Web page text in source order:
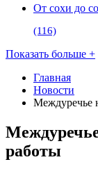
От сохи до
(116)
Показать больше +
Главная
Новости
Междуречье
работы